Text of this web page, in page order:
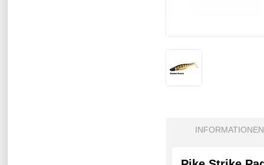
INFORMATIONEN